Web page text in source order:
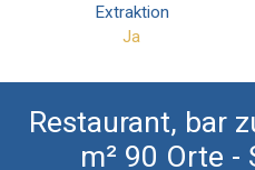
Extraktion
Ja
Restaurant, bar
m² 90 Orte -